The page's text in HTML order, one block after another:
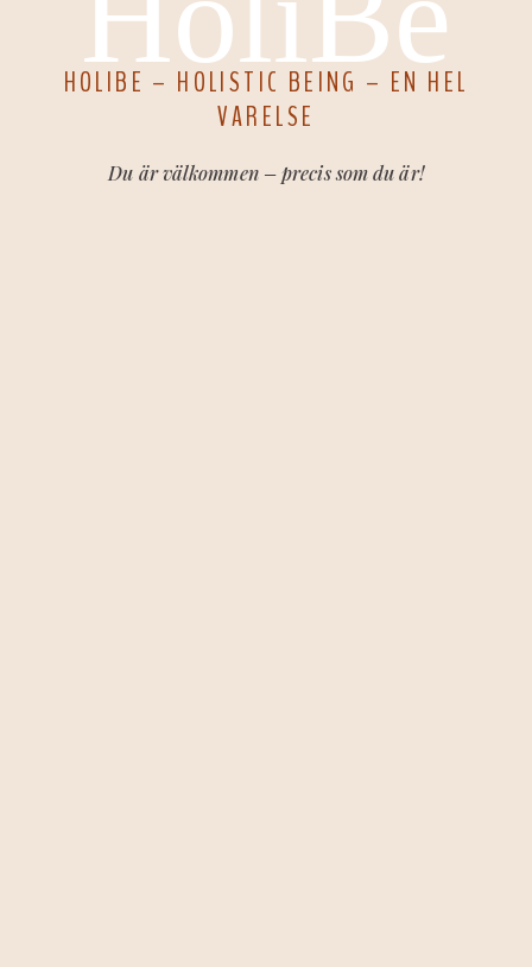
HOLIBE – HOLISTIC BEING – EN HEL
VARELSE
Du är välkommen – precis som du är!